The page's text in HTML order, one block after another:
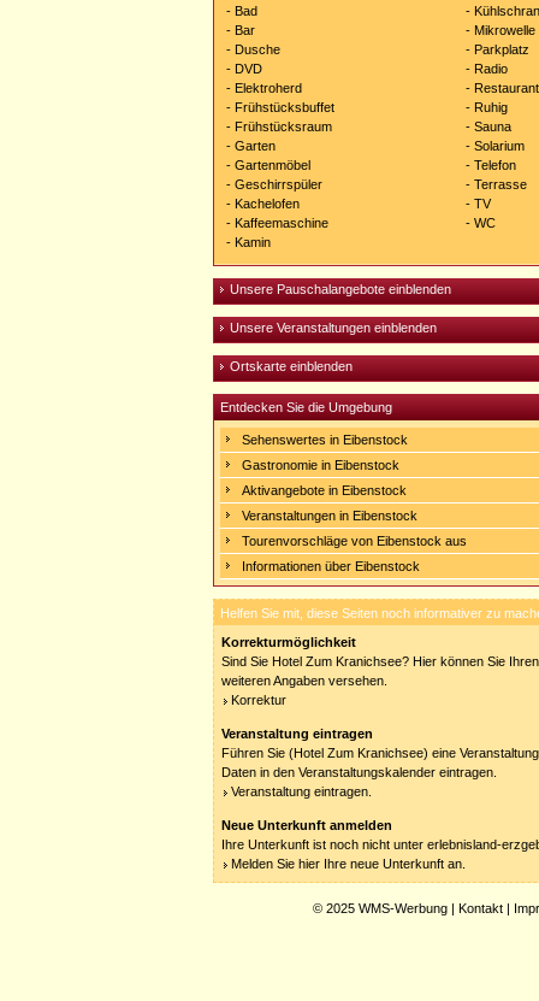
- Bad
- Bar
- Dusche
- DVD
- Elektroherd
- Frühstücksbuffet
- Frühstücksraum
- Garten
- Gartenmöbel
- Geschirrspüler
- Kachelofen
- Kaffeemaschine
- Kamin
-
- Mikrowelle
- Parkplatz
- Radio
- Restaurant
- Ruhig
- Sauna
- Solarium
- Telefon
- Terrasse
- TV
- WC
Unsere Pauschalangebote einblenden
Unsere Veranstaltungen einblenden
Ortskarte einblenden
Entdecken Sie die Umgebung
Sehenswertes in Eibenstock
Gastronomie in Eibenstock
Aktivangebote in Eibenstock
Veranstaltungen in Eibenstock
Tourenvorschläge von Eibenstock aus
Informationen über Eibenstock
Helfen Sie mit, diese Seiten noch informativer zu
Korrekturmöglichkeit
Sind Sie Hotel Zum Kranichsee? Hier können Sie
weiteren Angaben versehen.
Korrektur
Veranstaltung eintragen
Führen Sie (Hotel Zum Kranichsee) eine
Daten in den Veranstaltungskalender eintragen.
Veranstaltung eintragen.
Neue Unterkunft anmelden
Ihre Unterkunft ist noch nicht unter erlebnisland-
Melden Sie hier Ihre neue Unterkunft an.
© 2025 WMS-Werbung | Kontakt |